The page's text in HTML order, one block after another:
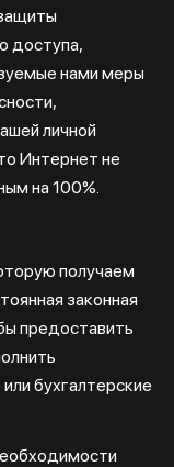
доступа,
нами меры
личной
Интернет не
на 100%.
получаем
законная
предоставить
бухгалтерские